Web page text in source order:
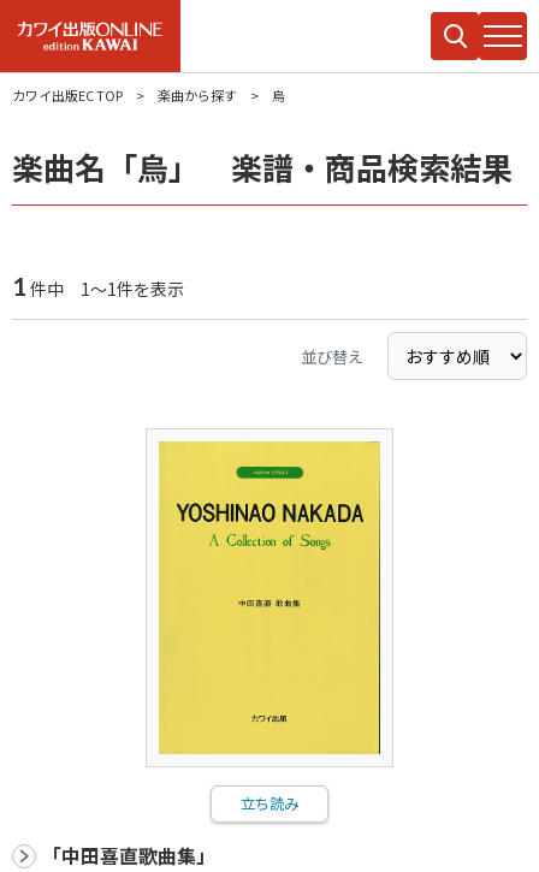
カワイ出版EC TOP 楽曲から探す 烏
楽曲名「烏」 楽譜・商品検索結果
1 件中 1～1件を表示
並び替え
立ち読み
「中田喜直歌曲集」